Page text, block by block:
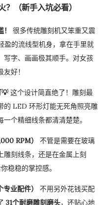
？（新手入坑必看）
很多传统雕刻机又笨重又震
盈的流线型机身，拿在手里就
写字、画画极其顺手。对女孩
好！
💡这个设计简直绝了！雕刻最
的 LED 环形灯能无死角照亮雕
个精细线条都清清楚楚。
RPM）
不管是需要在玻璃
雕刻线条，还是在金属上刻
稳稳的掌控感。
业配件）
不用另外花钱买配
31个耐磨雕刻磨头，还贴心地